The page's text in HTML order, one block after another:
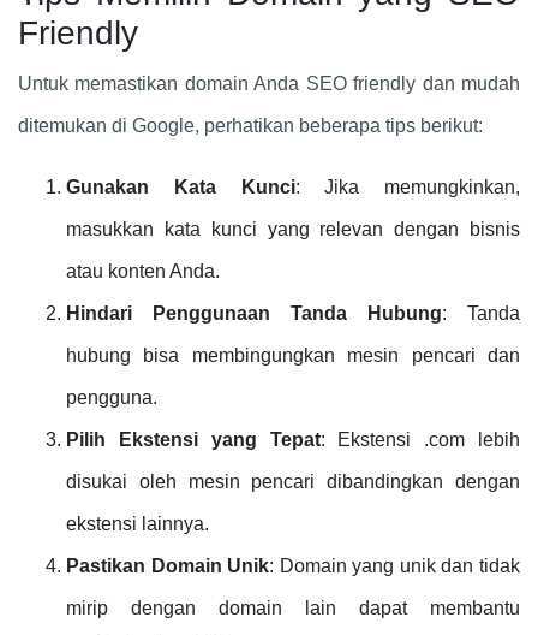
Friendly
Untuk memastikan domain Anda SEO friendly dan mudah
ditemukan di Google, perhatikan beberapa tips berikut:
Gunakan Kata Kunci: Jika memungkinkan,
masukkan kata kunci yang relevan dengan bisnis
atau konten Anda.
Hindari Penggunaan Tanda Hubung: Tanda
hubung bisa membingungkan mesin pencari dan
pengguna.
Pilih Ekstensi yang Tepat: Ekstensi .com lebih
disukai oleh mesin pencari dibandingkan dengan
ekstensi lainnya.
Pastikan Domain Unik: Domain yang unik dan tidak
mirip dengan domain lain dapat membantu